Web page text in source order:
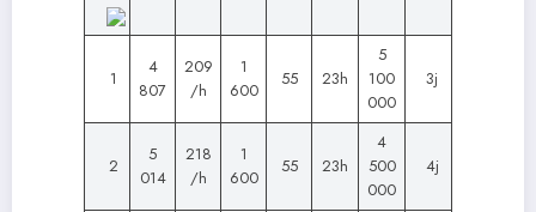
1
4
807
209
/h
1
600
55 23h
5
100
000
3j
2
5
014
218
/h
1
600
55 23h
4
500
000
4j